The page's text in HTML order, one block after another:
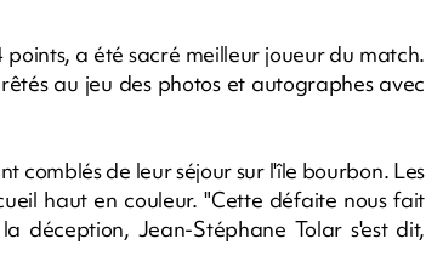
a été sacré meilleur joueur du match.
au jeu des photos et autographes avec
de leur séjour sur l'île bourbon. Les
haut en couleur. "Cette défaite nous fait
déception, Jean-Stéphane Tolar s'est dit,